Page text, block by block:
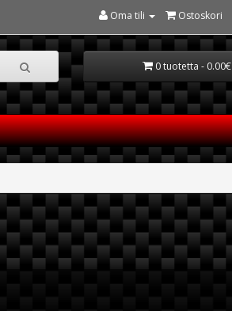
Oma tili Ostoskori
0 tuotetta - 0.00€